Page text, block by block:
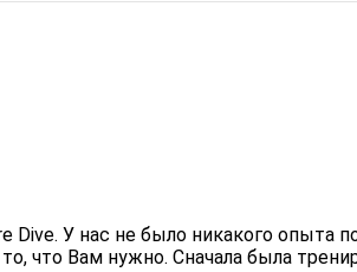
У нас не было никакого опыта
что Вам нужно. Сначала была